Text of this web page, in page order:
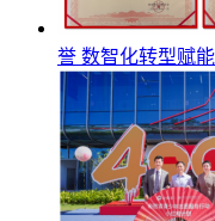
誉 数智化转型赋